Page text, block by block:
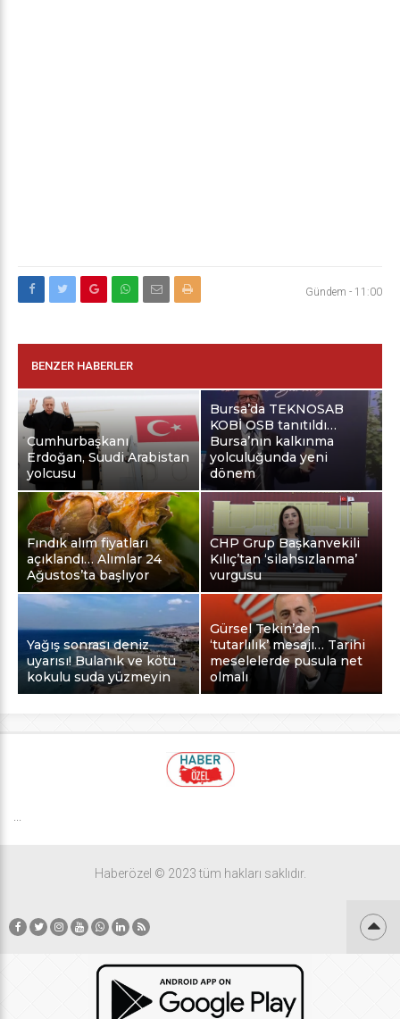
Gündem - 11:00
BENZER HABERLER
Cumhurbaşkanı
Erdoğan, Suudi Arabistan
yolcusu
Bursa’da TEKNOSAB
KOBİ OSB tanıtıldı…
Bursa’nın kalkınma
yolculuğunda yeni
dönem
Fındık alım fiyatları
açıklandı… Alımlar 24
Ağustos’ta başlıyor
CHP Grup Başkanvekili
Kılıç’tan ‘silahsızlanma’
vurgusu
Yağış sonrası deniz
uyarısı! Bulanık ve kötü
kokulu suda yüzmeyin
Gürsel Tekin’den
‘tutarlılık’ mesajı… Tarihi
meselelerde pusula net
olmalı
Haberözel © 2023 tüm hakları saklıdır.